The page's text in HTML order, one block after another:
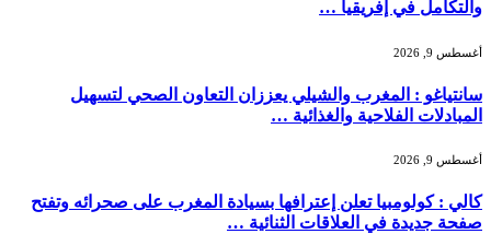
والتكامل في إفريقيا …
أغسطس 9, 2026
سانتياغو : المغرب والشيلي يعززان التعاون الصحي لتسهيل
المبادلات الفلاحية والغذائية …
أغسطس 9, 2026
كالي : كولومبيا تعلن إعترافها بسيادة المغرب على صحرائه وتفتح
صفحة جديدة في العلاقات الثنائية …